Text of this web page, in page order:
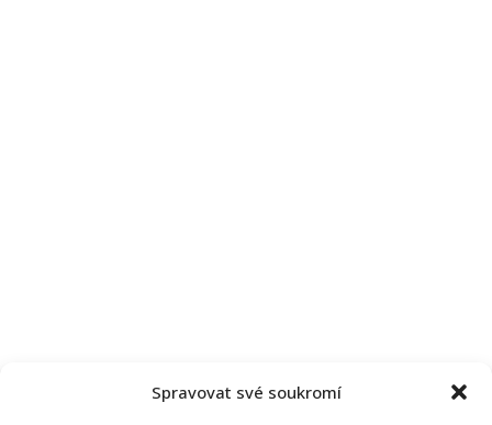
Spravovat své soukromí